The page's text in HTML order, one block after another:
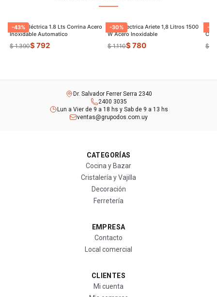
-43%
Jarrra Eléctrica 1.8 Lts Corrina Acero
Inoxidable Automatico
$ 1.390$ 792
-30%
Jarra Electrica Ariete 1,8 Litros 1500
W Acero Inoxidable
$ 1.110$ 780
-
$
Dr. Salvador Ferrer Serra 2340
2400 3035
Lun a Vier de 9 a 18 hs y Sab de 9 a 13 hs
ventas@grupodos.com.uy
CATEGORÍAS
Cocina y Bazar
Cristalería y Vajilla
Decoración
Ferretería
EMPRESA
Contacto
Local comercial
CLIENTES
Mi cuenta